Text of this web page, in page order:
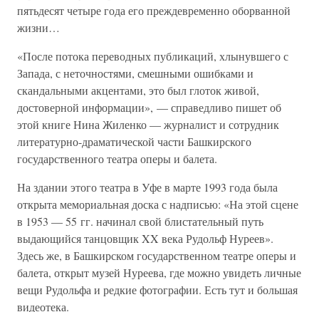
пятьдесят четыре года его преждевременно оборванной
жизни…
«После потока переводных публикаций, хлынувшего с
Запада, с неточностями, смешными ошибками и
скандальными акцентами, это был глоток живой,
достоверной информации», — справедливо пишет об
этой книге Нина Жиленко — журналист и сотрудник
литературно-драматической части Башкирского
государственного театра оперы и балета.
На здании этого театра в Уфе в марте 1993 года была
открыта мемориальная доска с надписью: «На этой сцене
в 1953 — 55 гг. начинал свой блистательный путь
выдающийся танцовщик XX века Рудольф Нуреев».
Здесь же, в Башкирском государственном театре оперы и
балета, открыт музей Нуреева, где можно увидеть личные
вещи Рудольфа и редкие фотографии. Есть тут и большая
видеотека.